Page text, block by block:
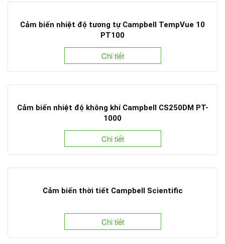
Cảm biến nhiệt độ tương tự Campbell TempVue 10
PT100
Chi tiết
Cảm biến nhiệt độ không khí Campbell CS250DM PT-
1000
Chi tiết
Cảm biến thời tiết Campbell Scientific
Chi tiết